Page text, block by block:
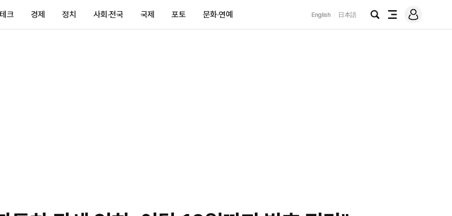
크 경제 정치 사회·전국 국제 포토 문화·연예 English 日本語
검
전
메
그